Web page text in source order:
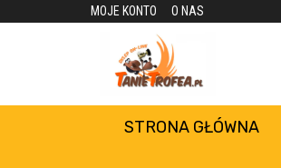
MOJE KONTO O NAS
STRONA GŁÓWNA